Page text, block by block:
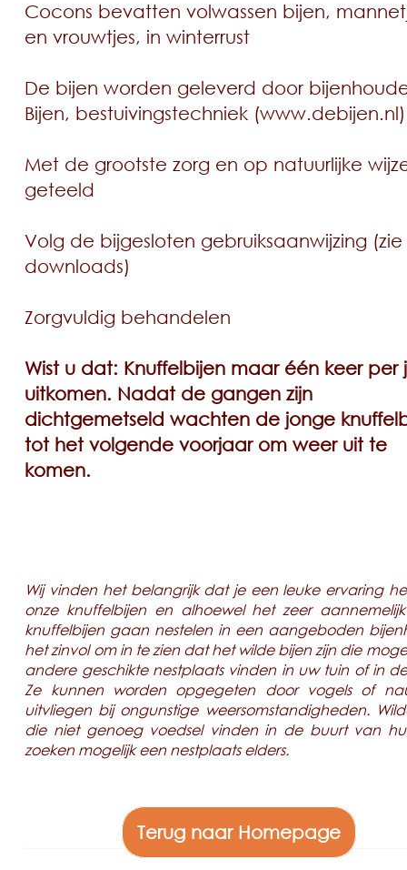
Cocons bevatten volwassen bijen,
en vrouwtjes, in winterrust
De bijen worden geleverd door
Bijen, bestuivingstechniek (www.debijen.nl)
Met de grootste zorg en op natuurlijke
geteeld
Volg de bijgesloten gebruiksaanwijzing (zie
downloads)
Zorgvuldig behandelen
Wist u dat: Knuffelbijen maar één keer per
uitkomen. Nadat de gangen zijn
dichtgemetseld wachten de jonge
tot het volgende voorjaar om weer uit te
komen.
Wij vinden het belangrijk dat je een leuke ervaring
onze knuffelbijen en alhoewel het zeer
knuffelbijen gaan nestelen in een aangeboden
het zinvol om in te zien dat het wilde bijen zijn die
andere geschikte nestplaats vinden in uw tuin of in
Ze kunnen worden opgegeten door vogels of
uitvliegen bij ongunstige weersomstandigheden.
die niet genoeg voedsel vinden in de buurt van
zoeken mogelijk een nestplaats elders.
Terug naar Homepage